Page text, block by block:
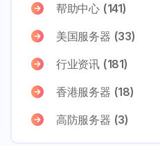
帮助中心 (141)
美国服务器 (33)
行业资讯 (181)
香港服务器 (18)
高防服务器 (3)